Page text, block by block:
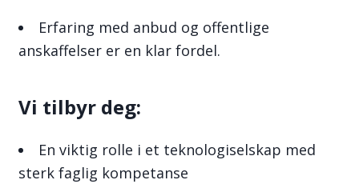
Erfaring med anbud og offentlige
anskaffelser er en klar fordel.
Vi tilbyr deg:
En viktig rolle i et teknologiselskap med
sterk faglig kompetanse